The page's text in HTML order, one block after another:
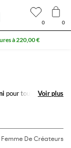
pour toujours
femme en lignesur
Voir plus
Voir plus
0 0
à 220,00 €